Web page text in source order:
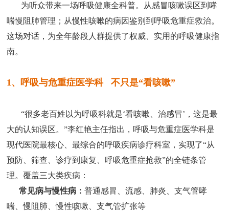
为听众带来一场呼吸健康全科普。从感冒咳嗽误区到哮
喘慢阻肺管理；从慢性咳嗽的病因鉴别到呼吸危重症救治。
这场对话，为全年龄段人群提供了权威、实用的呼吸健康指
南。
1、呼吸与危重症医学科不只是“看咳嗽”
“很多老百姓以为呼吸科就是‘看咳嗽、治感冒’，这是最
大的认知误区。”李红艳主任指出，呼吸与危重症医学科是
现代医院最核心、最综合的呼吸疾病诊疗科室，实现了“从
预防、筛查、诊疗到康复、呼吸危重症抢救”的全链条管
理。覆盖三大类疾病：
常见病与慢性病：普通感冒、流感、肺炎、支气管哮
喘、慢阻肺、慢性咳嗽、支气管扩张等